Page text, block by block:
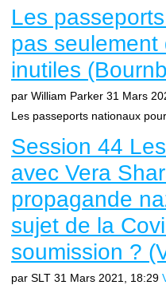
Les
pas seulement
inutiles
par William Parker 31 Mars
Les passeports nationaux
Session 44
avec Vera
propagande
sujet de la
soumission ?
par SLT 31 Mars 2021, 18:29